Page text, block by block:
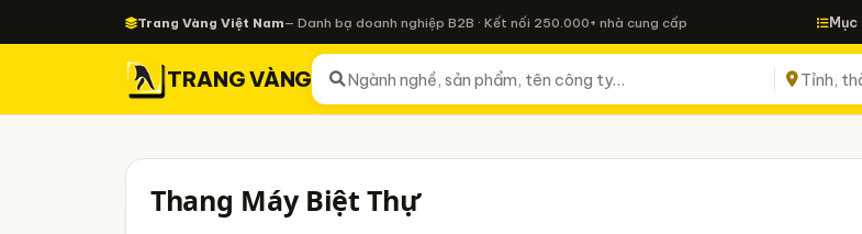
Trang Vàng Việt Nam— Danh bạ doanh nghiệp B2B · Kết nối 250.000+ nhà cung cấp Mục
TRANG VÀNG
Thang Máy Biệt Thự